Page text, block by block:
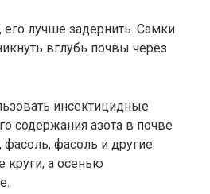
его лучше задернить. Самки
вглубь почвы через
инсектицидные
содержания азота в почве
фасоль и другие
круги, а осенью